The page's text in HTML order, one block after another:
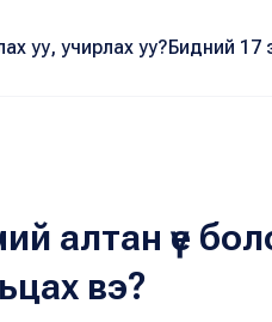
уу, учирлах уу?Бидний 17
алтан үе
вэ?